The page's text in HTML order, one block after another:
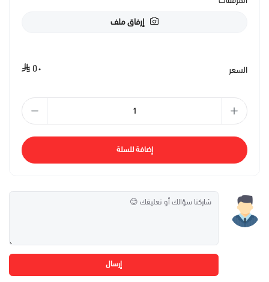
إرفاق ملف
السعر ٥٠
إضافة للسلة
إرسال